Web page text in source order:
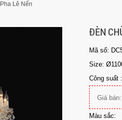
Lê Nến
ĐÈN
Mã số:
Size:
Công suất
Giá bán:
Màu sắc: